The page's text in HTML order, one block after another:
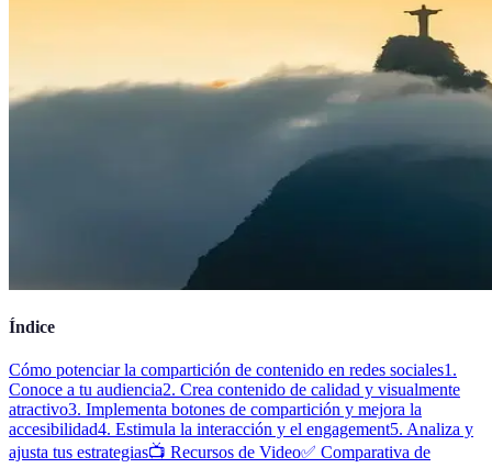
Índice
Cómo potenciar la compartición de contenido en redes sociales1.
Conoce a tu audiencia2. Crea contenido de calidad y visualmente
atractivo3. Implementa botones de compartición y mejora la
accesibilidad4. Estimula la interacción y el engagement5. Analiza y
ajusta tus estrategias📺 Recursos de Video✅ Comparativa de